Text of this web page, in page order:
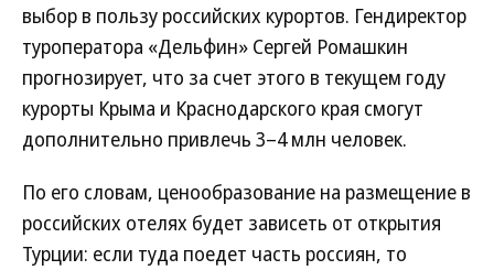
выбор в пользу российских курортов. Гендиректор
туроператора «Дельфин» Сергей Ромашкин
прогнозирует, что за счет этого в текущем году
курорты Крыма и Краснодарского края смогут
дополнительно привлечь 3–4 млн человек.
По его словам, ценообразование на размещение в
российских отелях будет зависеть от открытия
Турции: если туда поедет часть россиян, то